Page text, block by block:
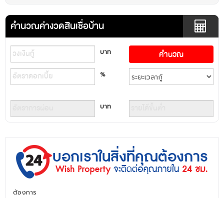
คำนวณค่างวดสินเชื่อบ้าน
บาท
%
บาท
ต้องการ